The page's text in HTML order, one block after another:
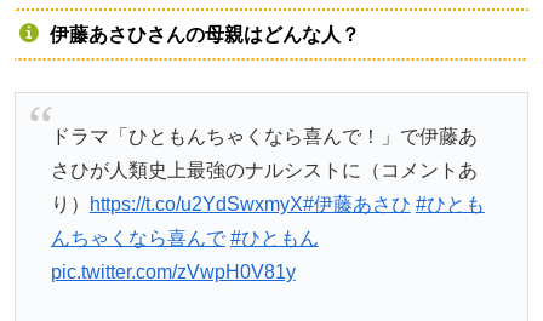
伊藤あさひさんの母親はどんな人？
ドラマ「ひともんちゃくなら喜んで！」で伊藤あ
さひが人類史上最強のナルシストに（コメントあ
り）
https://t.co/u2YdSwxmyX#伊藤あさひ #ひとも
んちゃくなら喜んで #ひともん
pic.twitter.com/zVwpH0V81y